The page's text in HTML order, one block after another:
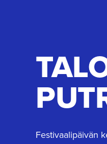
Festivaalipäivän